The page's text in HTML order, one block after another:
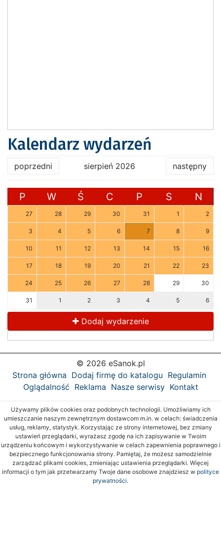
Kalendarz wydarzeń
poprzedni sierpień 2026 następny
P W Ś C P S N
27 28 29 30 31 1 2
3 4 5 6 7 8 9
10 11 12 13 14 15 16
17 18 19 20 21 22 23
24 25 26 27 28 29 30
31 1 2 3 4 5 6
Dodaj wydarzenie
© 2026 eSanok.pl
Strona główna Dodaj firmę do katalogu Regulamin
Oglądalność Reklama Nasze serwisy Kontakt
Używamy plików cookies oraz podobnych technologii. Umożliwiamy ich
umieszczanie naszym zewnętrznym dostawcom m.in. w celach: świadczenia
usług, reklamy, statystyk. Korzystając ze strony internetowej, bez zmiany
ustawień przeglądarki, wyrażasz zgodę na ich zapisywanie w Twoim
urządzeniu końcowym i wykorzystywanie w celach zapewnienia poprawnego i
bezpiecznego funkcjonowania strony. Pamiętaj, że możesz samodzielnie
zarządzać plikami cookies, zmieniając ustawienia przeglądarki. Więcej
informacji o tym jak przetwarzamy Twoje dane osobowe znajdziesz w polityce
prywatności.